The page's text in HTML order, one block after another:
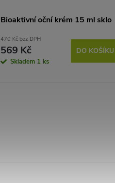
Bioaktivní oční krém 15 ml sklo
470 Kč bez DPH
569 Kč
Skladem 1 ks
DO KOŠÍKU